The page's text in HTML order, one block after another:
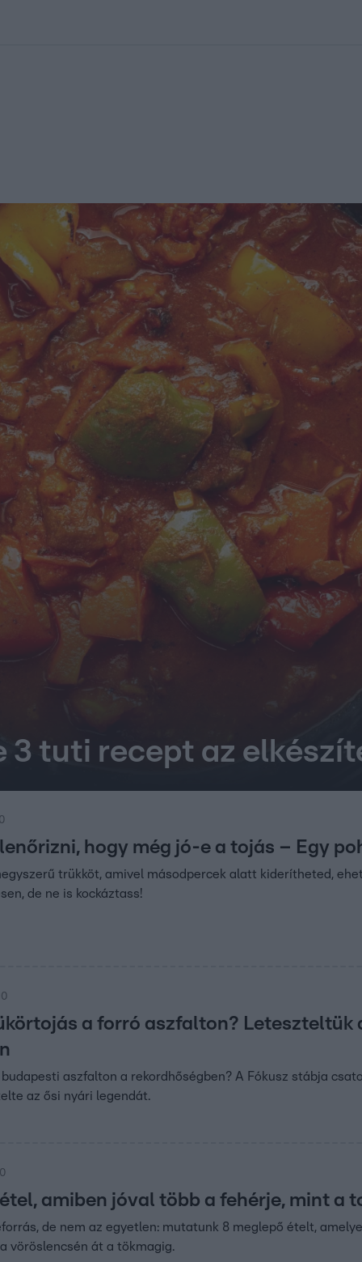
3 tuti recept az
hogy még jó-e a tojás – Egy
trükköt, amivel másodpercek alatt kiderítheted,
de ne is kockáztass!
a forró aszfalton? Leteszteltük
aszfalton a rekordhőségben? A Fókusz stábja
az ősi nyári legendát.
amiben jóval több a fehérje, mint a
de nem az egyetlen: mutatunk 8 meglepő ételt,
vöröslencsén át a tökmagig.